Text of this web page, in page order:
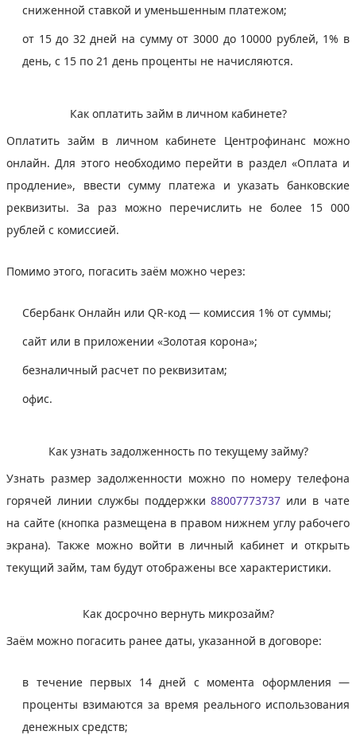
сниженной ставкой и уменьшенным платежом;
от 15 до 32 дней на сумму от 3000 до 10000 рублей, 1% в
день, с 15 по 21 день проценты не начисляются.
Как оплатить займ в личном кабинете?
Оплатить займ в личном кабинете Центрофинанс можно
онлайн. Для этого необходимо перейти в раздел «Оплата и
продление», ввести сумму платежа и указать банковские
реквизиты. За раз можно перечислить не более 15 000
рублей с комиссией.
Помимо этого, погасить заём можно через:
Сбербанк Онлайн или QR-код — комиссия 1% от суммы;
сайт или в приложении «Золотая корона»;
безналичный расчет по реквизитам;
офис.
Как узнать задолженность по текущему займу?
Узнать размер задолженности можно по номеру телефона
горячей линии службы поддержки88007773737 или в чате
на сайте (кнопка размещена в правом нижнем углу рабочего
экрана). Также можно войти в личный кабинет и открыть
текущий займ, там будут отображены все характеристики.
Как досрочно вернуть микрозайм?
Заём можно погасить ранее даты, указанной в договоре:
в течение первых 14 дней с момента оформления —
проценты взимаются за время реального использования
денежных средств;